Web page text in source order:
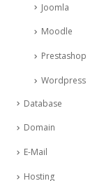
Joomla
Moodle
Prestashop
Wordpress
Database
Domain
E-Mail
Hosting